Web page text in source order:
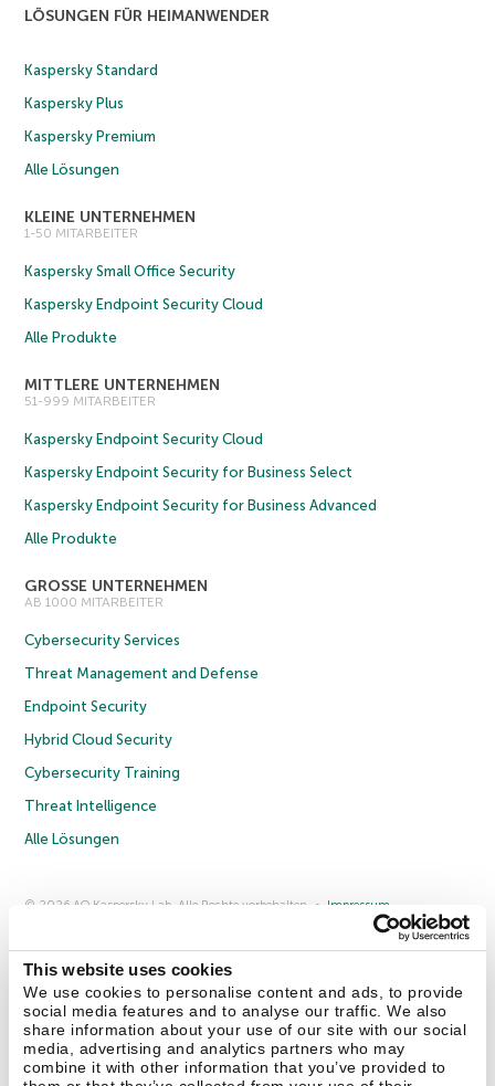
This website uses cookies
We use cookies to personalise content and ads, to provide
social media features and to analyse our traffic. We also
share information about your use of our site with our social
media, advertising and analytics partners who may
combine it with other information that you’ve provided to
LÖSUNGEN FÜR HEIMANWENDER
Kaspersky Standard
Kaspersky Plus
Kaspersky Premium
Alle Lösungen
KLEINE UNTERNEHMEN
1-50 MITARBEITER
Kaspersky Small Office Security
Kaspersky Endpoint Security Cloud
Alle Produkte
MITTLERE UNTERNEHMEN
51-999 MITARBEITER
Kaspersky Endpoint Security Cloud
Kaspersky Endpoint Security for Business Select
Kaspersky Endpoint Security for Business Advanced
Alle Produkte
GROSSE UNTERNEHMEN
AB 1000 MITARBEITER
Cybersecurity Services
Threat Management and Defense
Endpoint Security
Hybrid Cloud Security
Cybersecurity Training
Threat Intelligence
Alle Lösungen
© 2026 AO Kaspersky Lab. Alle Rechte vorbehalten.
Impressum
Lizenzvereinbarung B2B
Anmeldung zum Newsletter für B2B-Vertriebspartner
Kontakt Über uns Partner Blog
Weitere Informationen
Pressemitteilungen